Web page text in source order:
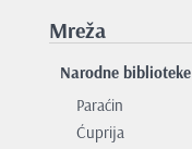
Mreža
Narodne biblioteke
Paraćin
Ćuprija